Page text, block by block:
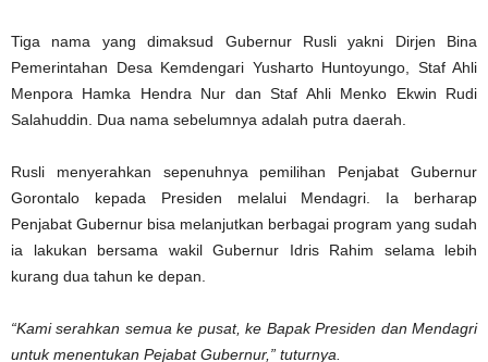
Tiga nama yang dimaksud Gubernur Rusli yakni Dirjen Bina
Pemerintahan Desa Kemdengari Yusharto Huntoyungo, Staf Ahli
Menpora Hamka Hendra Nur dan Staf Ahli Menko Ekwin Rudi
Salahuddin. Dua nama sebelumnya adalah putra daerah.
Rusli menyerahkan sepenuhnya pemilihan Penjabat Gubernur
Gorontalo kepada Presiden melalui Mendagri. Ia berharap
Penjabat Gubernur bisa melanjutkan berbagai program yang sudah
ia lakukan bersama wakil Gubernur Idris Rahim selama lebih
kurang dua tahun ke depan.
“Kami serahkan semua ke pusat, ke Bapak Presiden dan Mendagri
untuk menentukan Pejabat Gubernur,” tuturnya.